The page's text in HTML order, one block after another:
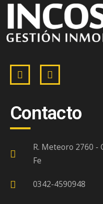
Contacto
R. Meteoro 2760 -
Fe
0342-4590948